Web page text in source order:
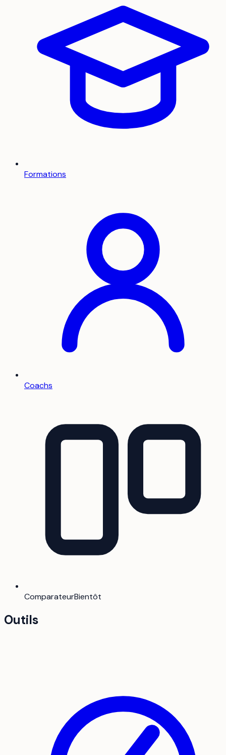
Formations
Coachs
ComparateurBientôt
Outils